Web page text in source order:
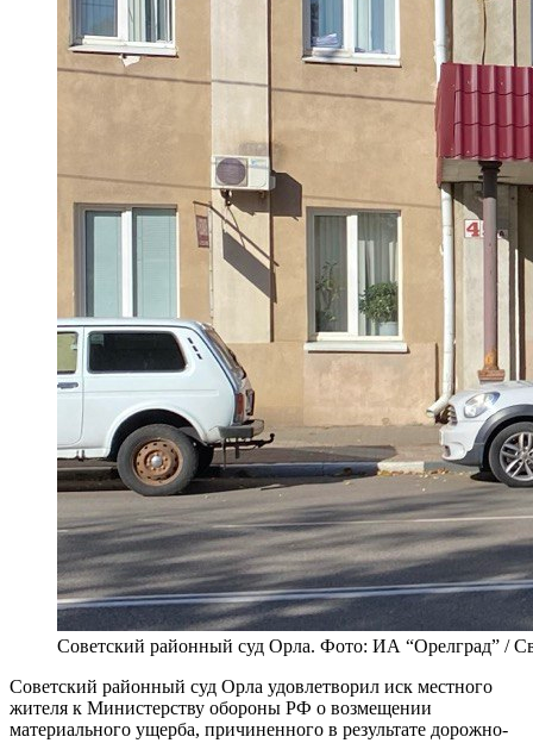
Советский районный суд Орла. Фото: ИА “Орелград” /
Советский районный суд Орла удовлетворил иск местного
жителя к Министерству обороны РФ о возмещении
материального ущерба, причиненного в результате дорожно-